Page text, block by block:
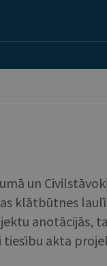
un
klātbūtnes
anotācijās,
akta